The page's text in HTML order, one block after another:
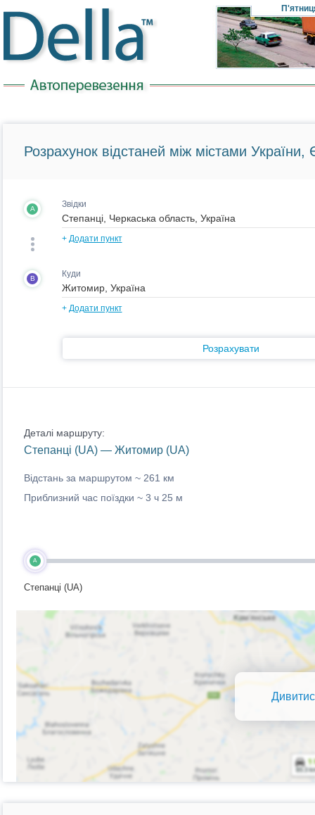
Розрахунок відстаней між містами України,
A Звідки
+ Додати пункт
B Куди
+ Додати пункт
Розрахувати
Деталі маршруту:
Степанці (UA) — Житомир (UA)
Відстань за маршрутом ~ 261 км
Приблизний час поїздки ~ 3 ч 25 м
A
Степанці (UA)